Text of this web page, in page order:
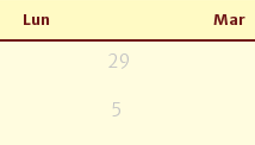
Lun Mar
29
5